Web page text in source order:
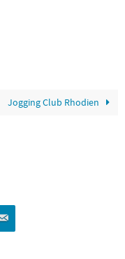
Jogging Club Rhodien